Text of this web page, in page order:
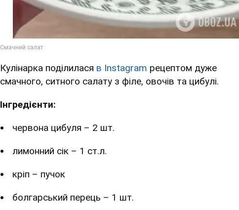
Кулінарка поділилася в Instagram рецептом дуже
смачного, ситного салату з філе, овочів та цибулі.
Інгредієнти:
червона цибуля – 2 шт.
лимонний сік – 1 ст.л.
кріп – пучок
болгарський перець – 1 шт.